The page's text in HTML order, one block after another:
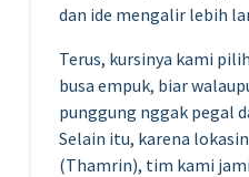
dan ide mengalir lebih
Terus, kursinya kami
busa empuk, biar
punggung nggak pegal
Selain itu, karena
(Thamrin), tim kami